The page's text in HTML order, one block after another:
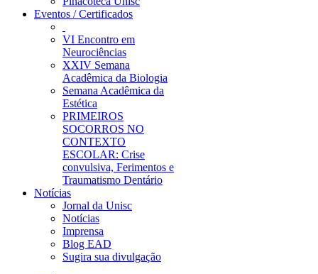
Eventos / Certificados
VI Encontro em
Neurociências
XXIV Semana
Acadêmica da Biologia
Semana Acadêmica da
Estética
PRIMEIROS
SOCORROS NO
CONTEXTO
ESCOLAR: Crise
convulsiva, Ferimentos e
Traumatismo Dentário
Notícias
Jornal da Unisc
Notícias
Imprensa
Blog EAD
Sugira sua divulgação